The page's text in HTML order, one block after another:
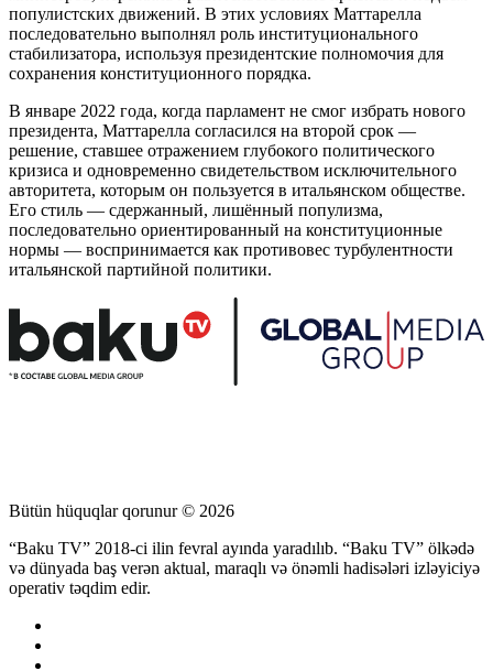
популистских движений. В этих условиях Маттарелла
последовательно выполнял роль институционального
стабилизатора, используя президентские полномочия для
сохранения конституционного порядка.
В январе 2022 года, когда парламент не смог избрать нового
президента, Маттарелла согласился на второй срок —
решение, ставшее отражением глубокого политического
кризиса и одновременно свидетельством исключительного
авторитета, которым он пользуется в итальянском обществе.
Его стиль — сдержанный, лишённый популизма,
последовательно ориентированный на конституционные
нормы — воспринимается как противовес турбулентности
итальянской партийной политики.
Bütün hüquqlar qorunur © 2026
“Baku TV” 2018-ci ilin fevral ayında yaradılıb. “Baku TV” ölkədə
və dünyada baş verən aktual, maraqlı və önəmli hadisələri izləyiciyə
operativ təqdim edir.